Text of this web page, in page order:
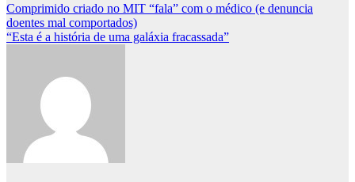
Post
navigation
Comprimido criado no MIT “fala” com o médico (e denuncia
doentes mal comportados)
“Esta é a história de uma galáxia fracassada”